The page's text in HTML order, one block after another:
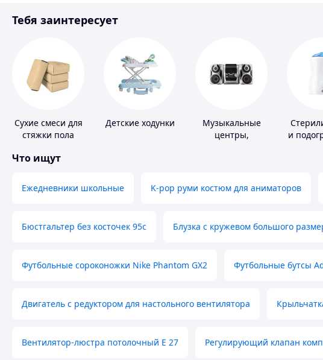
Спорт и отдых
Тебя заинтересует
Сухие смеси для
стяжки пола
Детские ходунки
Музыкальные
центры,
и
Что ищут
Ежедневники школьные K-pop руми костюм для аниматоров
Бюстгальтер без косточек 95с Блузка с кружевом большого
Футбольные сороконожки Nike Phantom GX2 Футбольные бутсы
Двигатель с редуктором для настольного вентилятора
Вентилятор-люстра потолочный E 27 Регулирующий клапан